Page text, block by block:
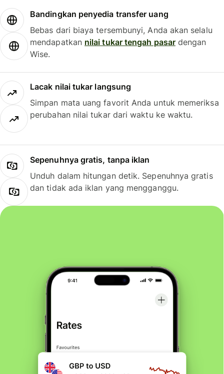
Bandingkan penyedia transfer uang
Bebas dari biaya tersembunyi, Anda akan selalu
mendapatkan nilai tukar tengah pasardengan
Wise.
Lacak nilai tukar langsung
Simpan mata uang favorit Anda untuk memeriksa
perubahan nilai tukar dari waktu ke waktu.
Sepenuhnya gratis, tanpa iklan
Unduh dalam hitungan detik. Sepenuhnya gratis
dan tidak ada iklan yang mengganggu.